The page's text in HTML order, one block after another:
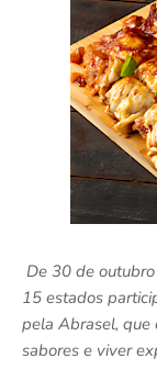
De 30 de
15 estados
pela Abrasel, que
sabores e viver